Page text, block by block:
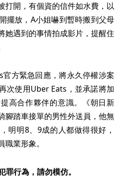
打開，有個資的信件如水費，以
擺放，A小姐嚇到暫時搬到父母
她遇到的事情拍成影片，提醒住
方緊急回應，將永久停權涉案
次使用Uber Eats，並承諾將加
高合作夥伴的意識。《朝日新
腳踏車接單的男性外送員，他無
明明8、9成的人都做得很好，
業形象。
行為，請勿模仿。